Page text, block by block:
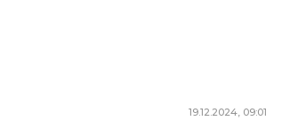
19.12.2024, 09:01